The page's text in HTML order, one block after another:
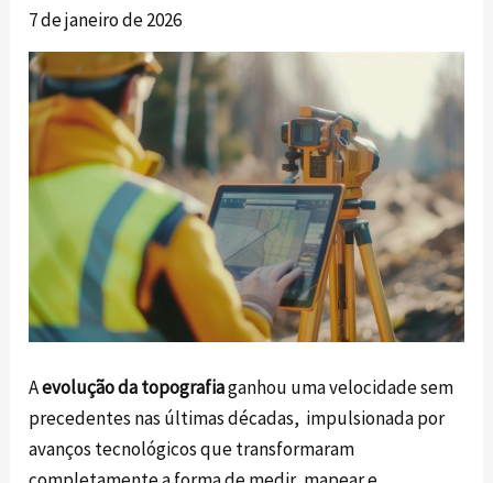
7 de janeiro de 2026
Aevolução da topografiaganhou uma velocidade sem
precedentes nas últimas décadas, impulsionada por
avanços tecnológicos que transformaram